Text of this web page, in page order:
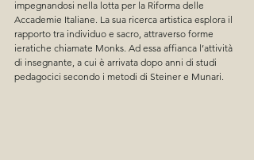
impegnandosi nella lotta per la Riforma delle
Accademie Italiane. La sua ricerca artistica esplora il
rapporto tra individuo e sacro, attraverso forme
ieratiche chiamate Monks. Ad essa affianca l’attività
di insegnante, a cui è arrivata dopo anni di studi
pedagocici secondo i metodi di Steiner e Munari.